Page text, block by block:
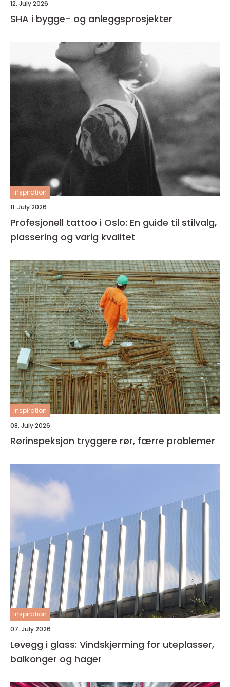
12. July 2026
SHA i bygge- og anleggsprosjekter
inspiration
11. July 2026
Profesjonell tattoo i Oslo: En guide til stilvalg,
plassering og varig kvalitet
inspiration
08. July 2026
Rørinspeksjon tryggere rør, færre problemer
inspiration
07. July 2026
Levegg i glass: Vindskjerming for uteplasser,
balkonger og hager